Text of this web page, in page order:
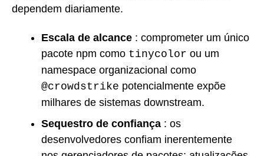
dependem diariamente.
Escala de alcance : comprometer um único
pacote npm como tinycolor ou um
namespace organizacional como
@crowdstrike potencialmente expõe
milhares de sistemas downstream.
Sequestro de confiança : os
desenvolvedores confiam inerentemente